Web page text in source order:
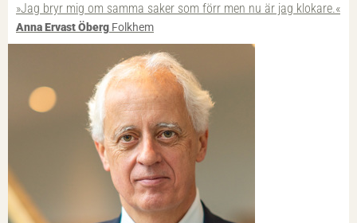
»Jag bryr mig om samma saker som förr men nu är jag klokare.«
Anna Ervast Öberg Folkhem